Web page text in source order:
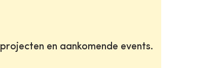
en aankomende events.